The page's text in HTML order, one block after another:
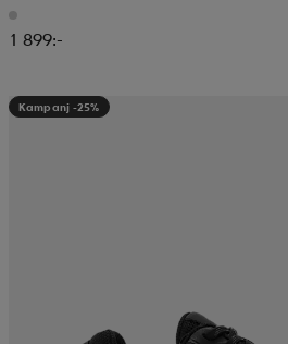
1 899:-
Kampanj -25%